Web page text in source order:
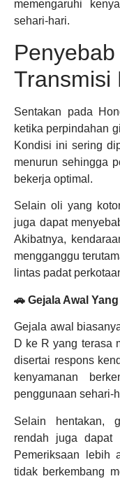
memengaruhi
sehari-hari.
Transmisi
Sentakan pada
ketika perpindahan
Kondisi ini sering
menurun sehingga
bekerja optimal.
Selain oli yang
juga dapat
Akibatnya,
mengganggu
lintas padat
🚗 Gejala Awal
Gejala awal
D ke R yang terasa
disertai respons
kenyamanan
penggunaan sehari-
Selain hentakan,
rendah juga dapat
Pemeriksaan lebih
tidak berkembang